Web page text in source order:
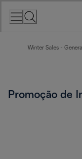
Winter Sales - General
Promoção de